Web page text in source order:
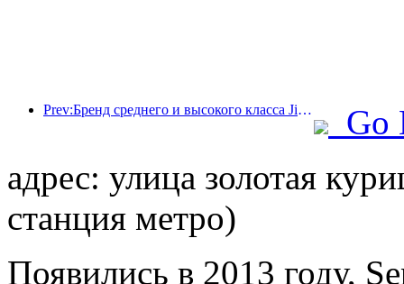
Prev:Бренд среднего и высокого класса Jingsheng Hotel официально отправляется в плавание, открывая новую модель интеграции киберспорта, культуры и туризма.
Go
адрес: улица золотая
станция метро)
Появились в 2013 году,